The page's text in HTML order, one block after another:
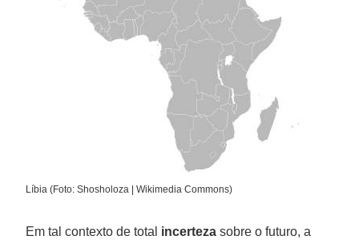
Líbia (Foto: Shosholoza | Wikimedia Commons)
Em tal contexto de total incerteza sobre o futuro, a